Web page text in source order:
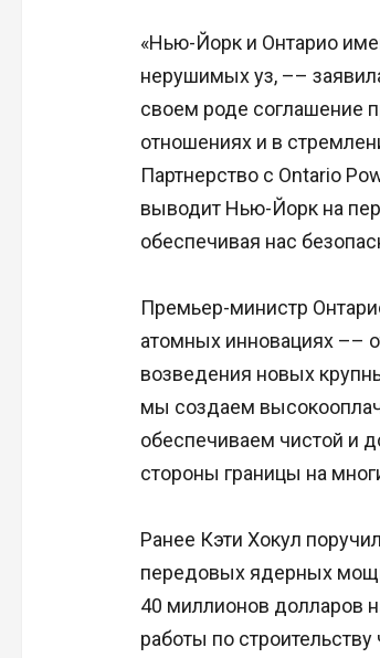
«Нью-Йорк и Онтарио
нерушимых уз, ––
своем роде соглашение
отношениях и в
Партнерство с Ontario
выводит Нью-Йорк на
обеспечивая нас
Премьер-министр
атомных инновациях ––
возведения новых
мы создаем
обеспечиваем чистой и
стороны границы на
Ранее Кэти Хокул
передовых ядерных
40 миллионов долларов
работы по